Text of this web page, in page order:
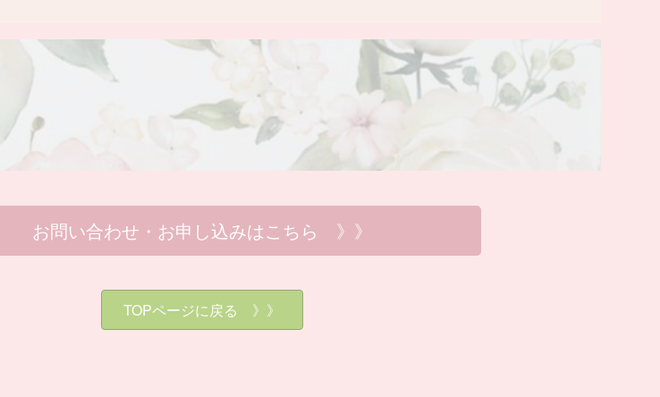
お問い合わせ・お申し込みはこちら 》》
TOPページに戻る 》》